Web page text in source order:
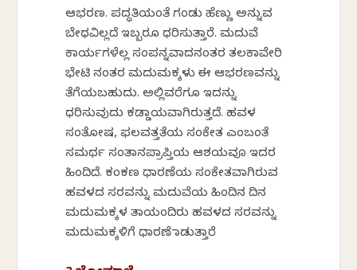
ಆಭರಣ. ಪದ್ಧತಿಯಂತೆ ಗಂಡು ಹೆಣ್ಣು ಅನ್ನುವ
ಬೇಧವಿಲ್ಲದೆ ಇಬ್ಬರೂ ಧರಿಸುತ್ತಾರೆ. ಮದುವೆ
ಕಾರ್ಯಗಳೆಲ್ಲ ಸಂಪನ್ನವಾದನಂತರ ತಲಕಾವೇರಿ
ಭೇಟಿ ನಂತರ ಮದುಮಕ್ಕಳು ಈ ಆಭರಣವನ್ನು
ತೆಗೆಯಬಹುದು. ಅಲ್ಲಿವರೆಗೂ ಇದನ್ನು
ಧರಿಸುವುದು ಕಡ್ಡಾಯವಾಗಿರುತ್ತದೆ. ಹವಳ
ಸಂತೋಷ, ಫಲವತ್ತತೆಯ ಸಂಕೇತ ಎಂಬಂತೆ
ಸಮರ್ಥ ಸಂತಾನಪ್ರಾಪ್ತಿಯ ಆಶಯವೂ ಇದರ
ಹಿಂದಿದೆ. ಕಂಕಣ ಧಾರಣೆಯ ಸಂಕೇತವಾಗಿರುವ
ಹವಳದ ಸರವನ್ನು ಮದುವೆಯ ಹಿಂದಿನ ದಿನ
ಮದುಮಕ್ಕಳ ತಾಯಂದಿರು ಹವಳದ ಸರವನ್ನು
ಮದುಮಕ್ಕಳಿಗೆ ಧಾರಣೆ ಮಾಡುತ್ತಾರೆ